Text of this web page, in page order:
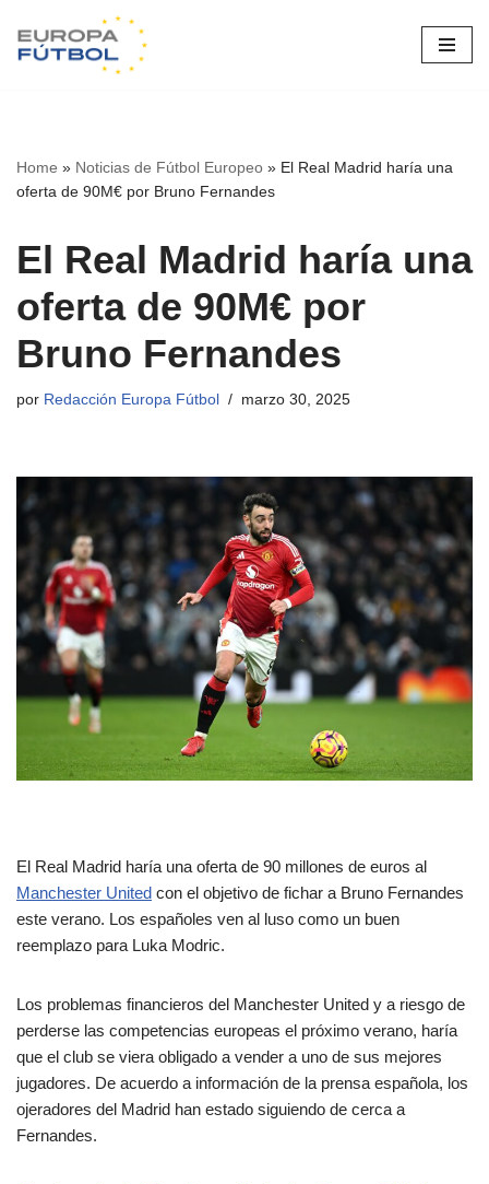
Saltar
Home » Noticias de Fútbol Europeo » El Real Madrid haría una
oferta de 90M€ por Bruno Fernandes
El Real Madrid haría una
oferta de 90M€ por
Bruno Fernandes
por Redacción Europa Fútbol marzo 30, 2025
El Real Madrid haría una oferta de 90 millones de euros al
Manchester United con el objetivo de fichar a Bruno Fernandes
este verano. Los españoles ven al luso como un buen
reemplazo para Luka Modric.
Los problemas financieros del Manchester United y a riesgo de
perderse las competencias europeas el próximo verano, haría
que el club se viera obligado a vender a uno de sus mejores
jugadores. De acuerdo a información de la prensa española, los
ojeradores del Madrid han estado siguiendo de cerca a
Fernandes.